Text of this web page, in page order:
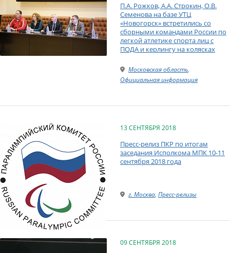
П.А. Рожков, А.А. Строкин, О.В.
Семенова на базе УТЦ
«Новогорск» встретились со
сборными командами России по
легкой атлетике спорта лиц с
ПОДА и керлингу на колясках
Московская область,
Официальная информация
13 СЕНТЯБРЯ 2018
Пресс-релиз ПКР по итогам
заседания Исполкома МПК 10-11
сентября 2018 года
г. Москва, Пресс-релизы
09 СЕНТЯБРЯ 2018